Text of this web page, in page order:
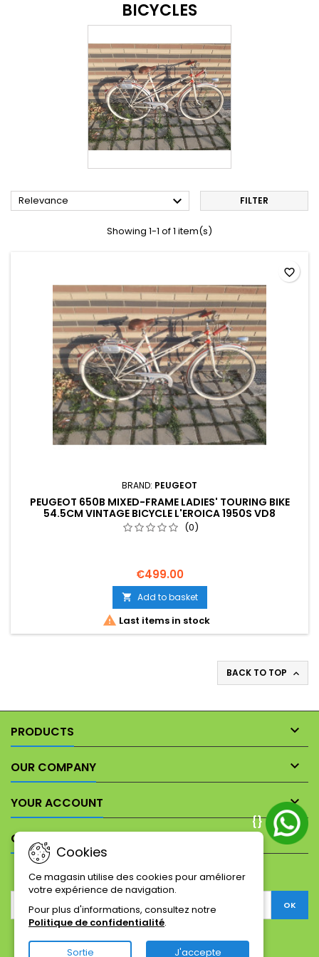
BICYCLES
Relevance  FILTER
Showing 1-1 of 1 item(s)
BRAND: PEUGEOT
PEUGEOT 650B MIXED-FRAME LADIES' TOURING BIKE
54.5CM VINTAGE BICYCLE L'EROICA 1950S VD8
(0)
€499.00
 Add to basket
 Last items in stock
favorite_border
BACK TO TOP 
PRODUCTS 
OUR COMPANY 
YOUR ACCOUNT 
CONTACT 
Cookies
Ce magasin utilise des cookies pour améliorer
votre expérience de navigation.
Pour plus d'informations, consultez notre
Politique de confidentialité.
Sortie J'accepte
{}
NEWSLETTER
FacebookTwitterYouTubePinterestInstagram